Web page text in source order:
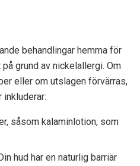
behandlingar hemma för
grund av nickelallergi. Om
eller om utslagen förvärras,
inkluderar:
såsom kalaminlotion, som
hud har en naturlig barriär